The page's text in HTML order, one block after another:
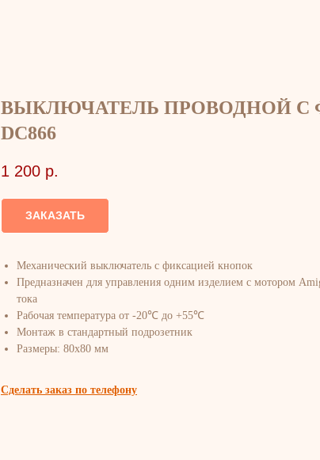
ВЫКЛЮЧАТЕЛЬ ПРОВОДНОЙ С
DC866
1 200 р.
ЗАКАЗАТЬ
Механический выключатель c фиксацией кнопок
Предназначен для управления одним изделием с мотором
тока
Рабочая температура от -20℃ до +55℃
Монтаж в стандартный подрозетник
Размеры: 80x80 мм
Сделать заказ по телефону